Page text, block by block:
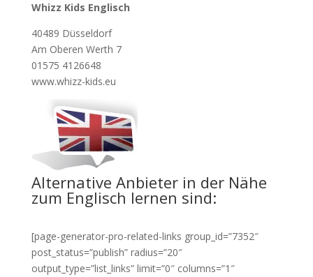
Whizz Kids Englisch
40489 Düsseldorf
Am Oberen Werth 7
01575 4126648
www.whizz-kids.eu
Alternative Anbieter in der Nähe
zum Englisch lernen sind:
[page-generator-pro-related-links group_id=”7352″
post_status=”publish” radius=”20″
output_type=”list_links” limit=”0″ columns=”1″